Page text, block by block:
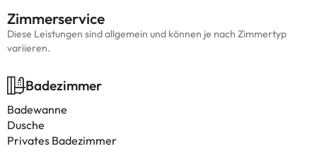
Zimmerservice
Diese Leistungen sind allgemein und können je nach Zimmertyp
variieren.
Badezimmer
Badewanne
Dusche
Privates Badezimmer